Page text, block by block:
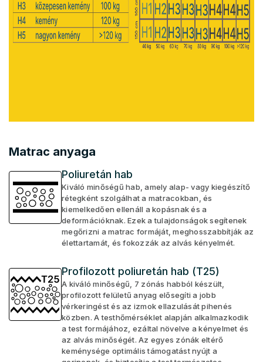
Matrac anyaga
Poliuretán hab
Kiváló minőségű hab, amely alap- vagy kiegészítő
rétegként szolgálhat a matracokban, és
kiemelkedően ellenáll a kopásnak és a
deformációknak. Ezek a tulajdonságok segítenek
megőrizni a matrac formáját, meghosszabbítják az
élettartamát, és fokozzák az alvás kényelmét.
Profilozott poliuretán hab (T25)
A kiváló minőségű, 7 zónás habból készült,
profilozott felületű anyag elősegíti a jobb
vérkeringést és az izmok ellazulását pihenés
közben. A testhőmérséklet alapján alkalmazkodik
a test formájához, ezáltal növelve a kényelmet és
az alvás minőségét. Az egyes zónák eltérő
keménysége optimális támogatást nyújt a